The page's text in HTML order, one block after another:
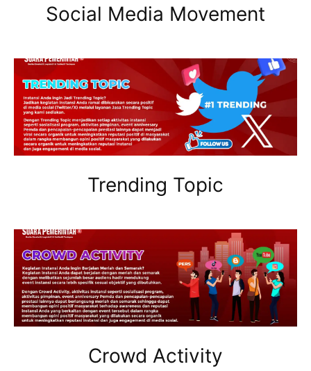
Social Media Movement
Trending Topic
Crowd Activity